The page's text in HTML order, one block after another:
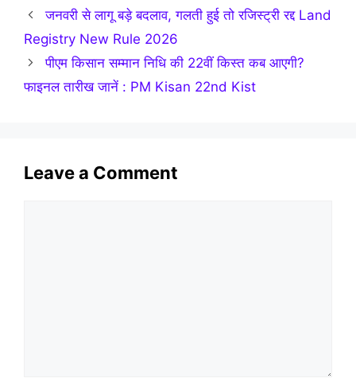
जनवरी से लागू बड़े बदलाव, गलती हुई तो रजिस्ट्री रद्द Land
Registry New Rule 2026
पीएम किसान सम्मान निधि की 22वीं किस्त कब आएगी?
फाइनल तारीख जानें : PM Kisan 22nd Kist
Leave a Comment